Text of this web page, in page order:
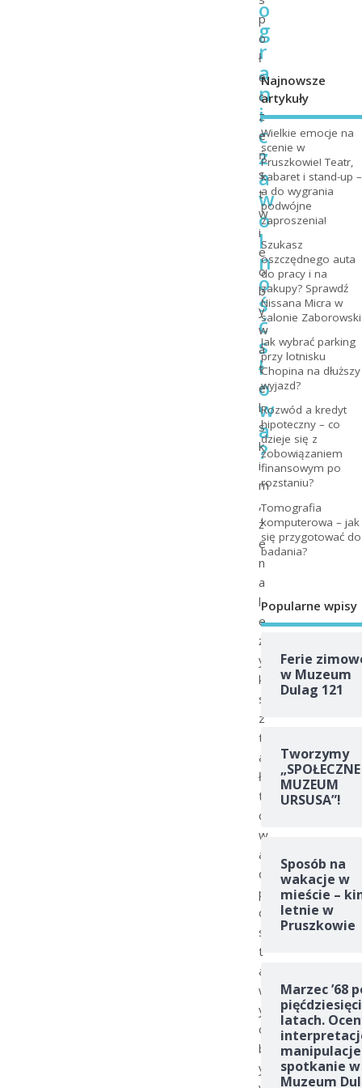
o
g
r
a
n
i
c
z
a
w
o
l
n
o
ś
ć
s
ł
o
w
a
?
p
o
ł
e
c
z
e
ń
s
t
w
i
e
o
b
y
w
a
t
e
l
s
k
i
m
,
ż
e
n
a
l
e
ż
y
k
s
z
t
a
ł
t
o
w
a
ć
p
o
s
t
a
w
y
o
b
y
Najnowsze
artykuły
Wielkie emocje na
scenie w
Pruszkowie! Teatr,
kabaret i stand-up –
a do wygrania
podwójne
zaproszenia!
Szukasz
oszczędnego auta
do pracy i na
zakupy? Sprawdź
Nissana Micra w
salonie Zaborowski
Jak wybrać parking
przy lotnisku
Chopina na dłuższy
wyjazd?
Rozwód a kredyt
hipoteczny – co
dzieje się z
zobowiązaniem
finansowym po
rozstaniu?
Tomografia
komputerowa – jak
się przygotować do
badania?
Popularne wpisy
Ferie
w Muzeum
Dulag 121
Tworzymy
„SPOŁECZNE
MUZEUM
URSUSA”!
Sposób na
wakacje w
mieście –
letnie w
Pruszkowie
Marzec ’68
latach.
spotkanie w
Muzeum